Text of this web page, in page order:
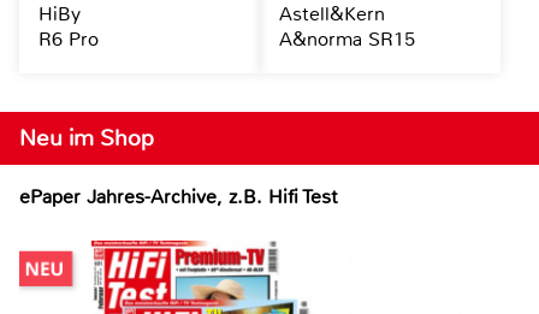
Neu im Shop
ePaper Jahres-Archive, z.B. Hifi Test
HiBy
R6 Pro
Astell&Kern
A&norma SR15